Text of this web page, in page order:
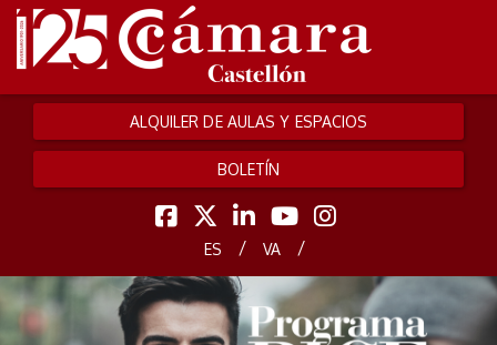
ALQUILER DE AULAS Y ESPACIOS
BOLETÍN
ES / VA /